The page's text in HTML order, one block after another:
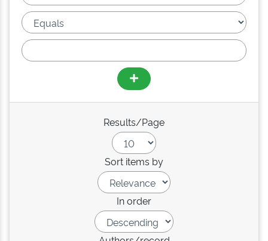
Results/Page
Sort items by
In order